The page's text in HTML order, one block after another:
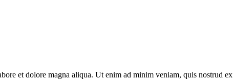
et dolore magna aliqua. Ut enim ad minim veniam, quis nostrud ex